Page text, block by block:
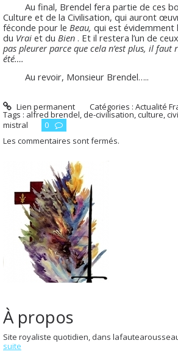
Au final, Brendel fera partie de ces
Culture et de la Civilisation, qui auront
féconde pour le Beau, qui est évidemment
du Vrai et du Bien . Et il restera l’un de
pas pleurer parce que cela n’est plus, il faut
été….
Au revoir, Monsieur Brendel…..
Lien permanent Catégories :Actualité
Tags : alfred brendel, de-civilisation,culture,
mistral
0
Les commentaires sont fermés.
À propos
Site royaliste quotidien, dans
suite